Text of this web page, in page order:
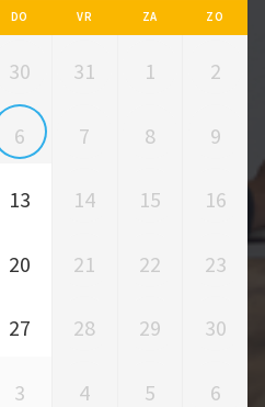
DO VR ZA ZO
30 31 1 2
6 7 8 9
13 14 15 16
20 21 22 23
27 28 29 30
3 4 5 6